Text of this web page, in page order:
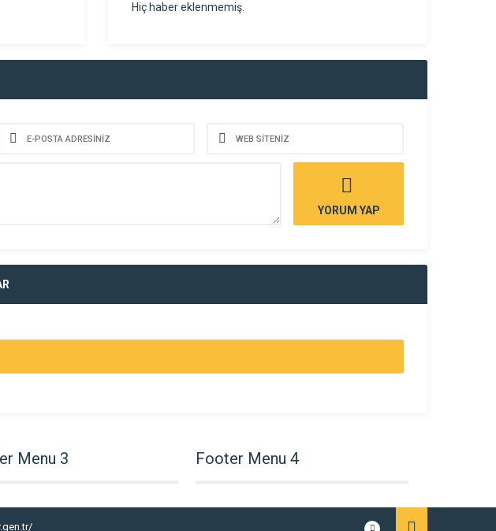
Hiç haber eklenmemiş.
YORUM YAP
Menu 3 Footer Menu 4